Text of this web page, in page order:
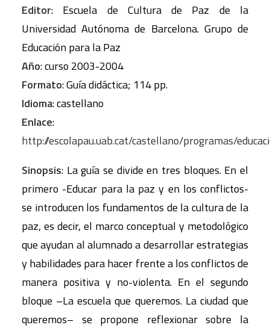
Editor: Escuela de Cultura de Paz de la
Universidad Autónoma de Barcelona. Grupo de
Educación para la Paz
Año: curso 2003-2004
Formato: Guía didáctica; 114 pp.
Idioma: castellano
Enlace:
http://escolapau.uab.cat/castellano/programas/
Sinopsis: La guía se divide en tres bloques. En el
primero -Educar para la paz y en los conflictos-
se introducen los fundamentos de la cultura de la
paz, es decir, el marco conceptual y metodológico
que ayudan al alumnado a desarrollar estrategias
y habilidades para hacer frente a los conflictos de
manera positiva y no-violenta. En el segundo
bloque –La escuela que queremos. La ciudad que
queremos– se propone reflexionar sobre la